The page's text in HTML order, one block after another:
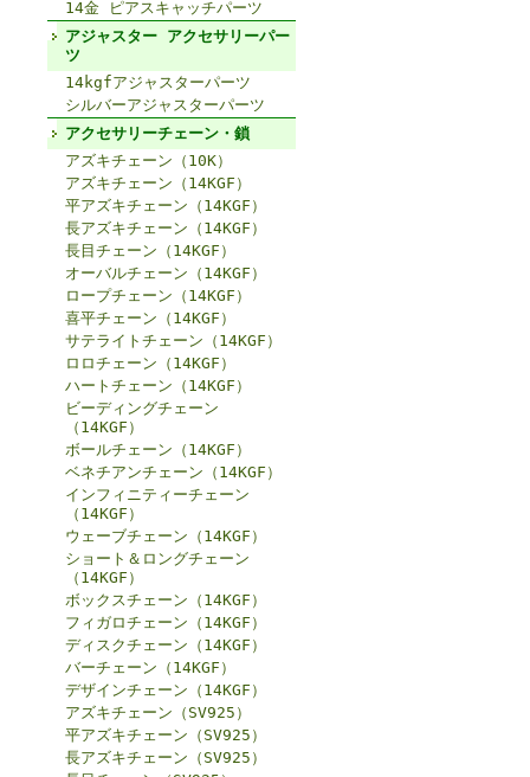
14金 ピアスキャッチパーツ
アジャスター アクセサリーパー
ツ
14kgfアジャスターパーツ
シルバーアジャスターパーツ
アクセサリーチェーン・鎖
アズキチェーン（10K）
アズキチェーン（14KGF）
平アズキチェーン（14KGF）
長アズキチェーン（14KGF）
長目チェーン（14KGF）
オーバルチェーン（14KGF）
ロープチェーン（14KGF）
喜平チェーン（14KGF）
サテライトチェーン（14KGF）
ロロチェーン（14KGF）
ハートチェーン（14KGF）
ビーディングチェーン
（14KGF）
ボールチェーン（14KGF）
ベネチアンチェーン（14KGF）
インフィニティーチェーン
（14KGF）
ウェーブチェーン（14KGF）
ショート＆ロングチェーン
（14KGF）
ボックスチェーン（14KGF）
フィガロチェーン（14KGF）
ディスクチェーン（14KGF）
バーチェーン（14KGF）
デザインチェーン（14KGF）
アズキチェーン（SV925）
平アズキチェーン（SV925）
長アズキチェーン（SV925）